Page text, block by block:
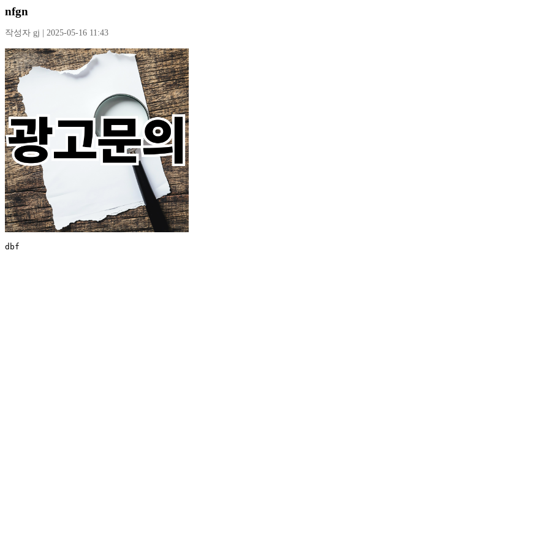
nfgn
작성자 gj | 2025-05-16 11:43
dbf